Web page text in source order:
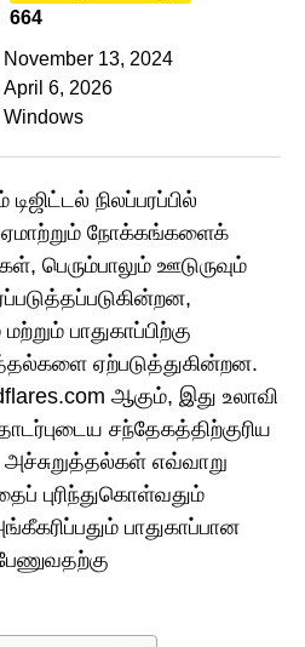
664
November 13, 2024
April 6, 2026
Windows
நிலப்பரப்பில்
ஏமாற்றும் நோக்கங்களைக்
ஊடுருவும்
பாதுகாப்பிற்கு
ஏற்படுத்துகின்றன.
ஆகும், இது உலாவி
சந்தேகத்திற்குரிய
எவ்வாறு
புரிந்துகொள்வதும்
பாதுகாப்பான